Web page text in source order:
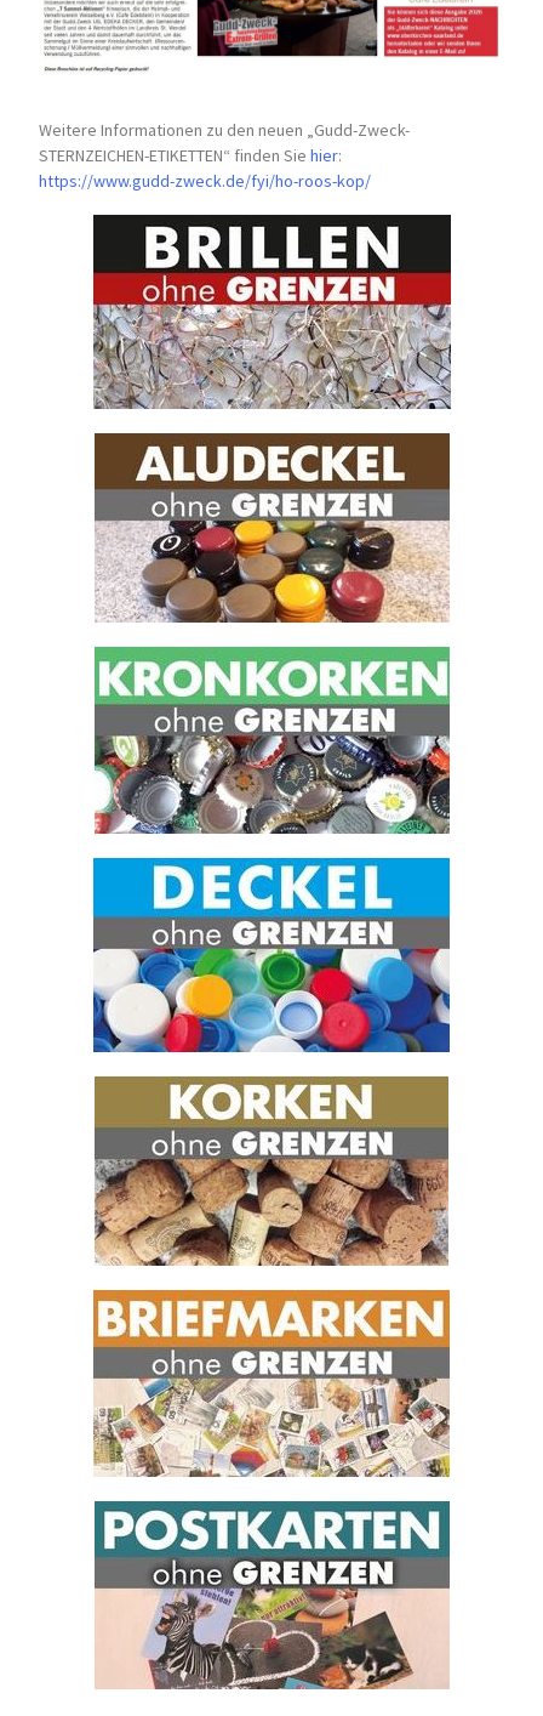
Weitere Informationen zu den neuen „Gudd-Zweck-
STERNZEICHEN-ETIKETTEN“ finden Siehier:
https://www.gudd-zweck.de/fyi/ho-roos-kop/